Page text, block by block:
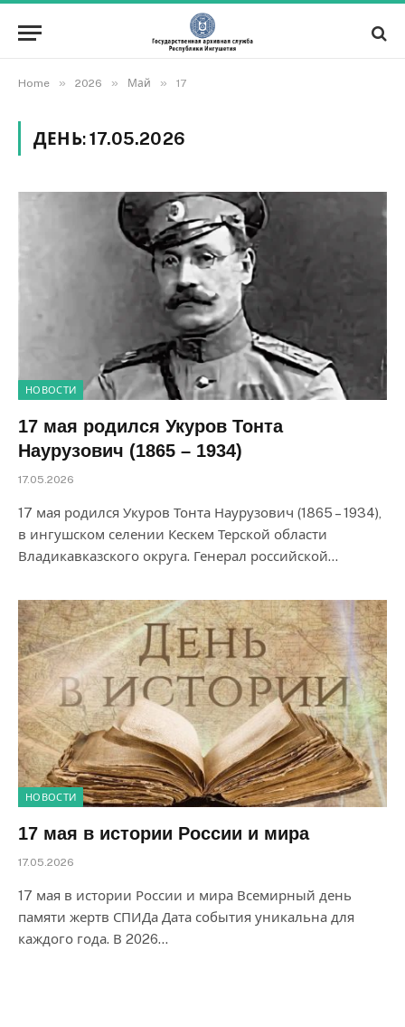
Home » 2026 » Май » 17
ДЕНЬ:17.05.2026
НОВОСТИ
17 мая родился Укуров Тонта
Наурузович (1865 – 1934)
17.05.2026
17 мая родился Укуров Тонта Наурузович (1865 – 1934),
в ингушском селении Кескем Терской области
Владикавказского округа. Генерал российской…
НОВОСТИ
17 мая в истории России и мира
17.05.2026
17 мая в истории России и мира Всемирный день
памяти жертв СПИДа Дата события уникальна для
каждого года. В 2026…